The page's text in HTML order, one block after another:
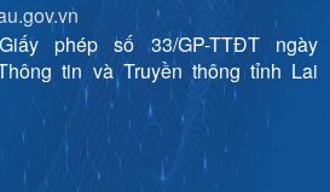
phép số 33/GP-TTĐT ngày
tin và Truyền thông tỉnh Lai